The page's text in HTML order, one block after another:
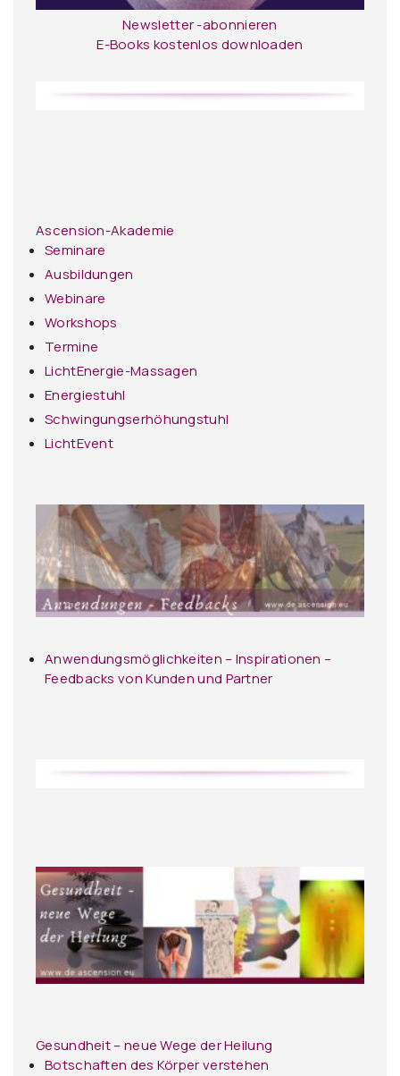
Newsletter -abonnieren
E-Books kostenlos downloaden
Ascension-Akademie
Seminare
Ausbildungen
Webinare
Workshops
Termine
LichtEnergie-Massagen
Energiestuhl
Schwingungserhöhungstuhl
LichtEvent
Anwendungsmöglichkeiten – Inspirationen –
Feedbacks von Kunden und Partner
Gesundheit – neue Wege der Heilung
Botschaften des Körper verstehen